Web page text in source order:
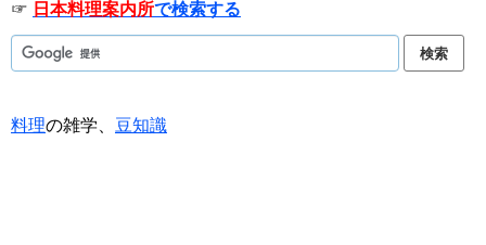
☞ 日本料理案内所で検索する
料理の雑学、 豆知識